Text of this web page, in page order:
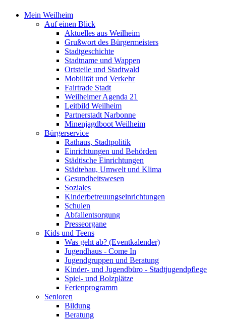
Mein Weilheim
Auf einen Blick
Aktuelles aus Weilheim
Grußwort des Bürgermeisters
Stadtgeschichte
Stadtname und Wappen
Ortsteile und Stadtwald
Mobilität und Verkehr
Fairtrade Stadt
Weilheimer Agenda 21
Leitbild Weilheim
Partnerstadt Narbonne
Minenjagdboot Weilheim
Bürgerservice
Rathaus, Stadtpolitik
Einrichtungen und Behörden
Städtische Einrichtungen
Städtebau, Umwelt und Klima
Gesundheitswesen
Soziales
Kinderbetreuungseinrichtungen
Schulen
Abfallentsorgung
Presseorgane
Kids und Teens
Was geht ab? (Eventkalender)
Jugendhaus - Come In
Jugendgruppen und Beratung
Kinder- und Jugendbüro - Stadtjugendpflege
Spiel- und Bolzplätze
Ferienprogramm
Senioren
Bildung
Beratung